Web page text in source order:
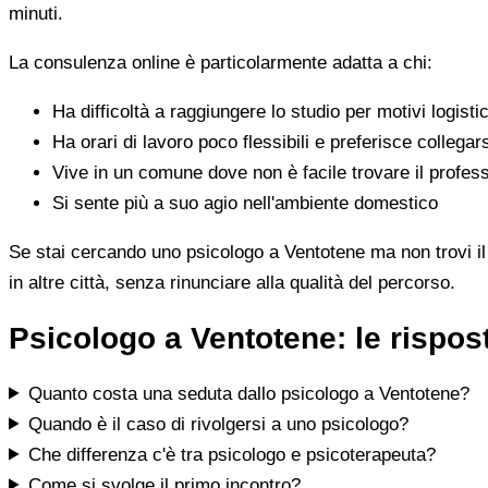
minuti.
La consulenza online è particolarmente adatta a chi:
Ha difficoltà a raggiungere lo studio per motivi
Ha orari di lavoro poco flessibili e preferisce
Vive in un comune dove non è facile trovare il
Si sente più a suo agio nell'ambiente domestico
Se stai cercando uno psicologo a Ventotene ma non
in altre città, senza rinunciare alla qualità del percorso.
Psicologo a Ventotene: le
Quanto costa una seduta dallo psicologo a Ventotene?
Quando è il caso di rivolgersi a uno psicologo?
Che differenza c'è tra psicologo e psicoterapeuta?